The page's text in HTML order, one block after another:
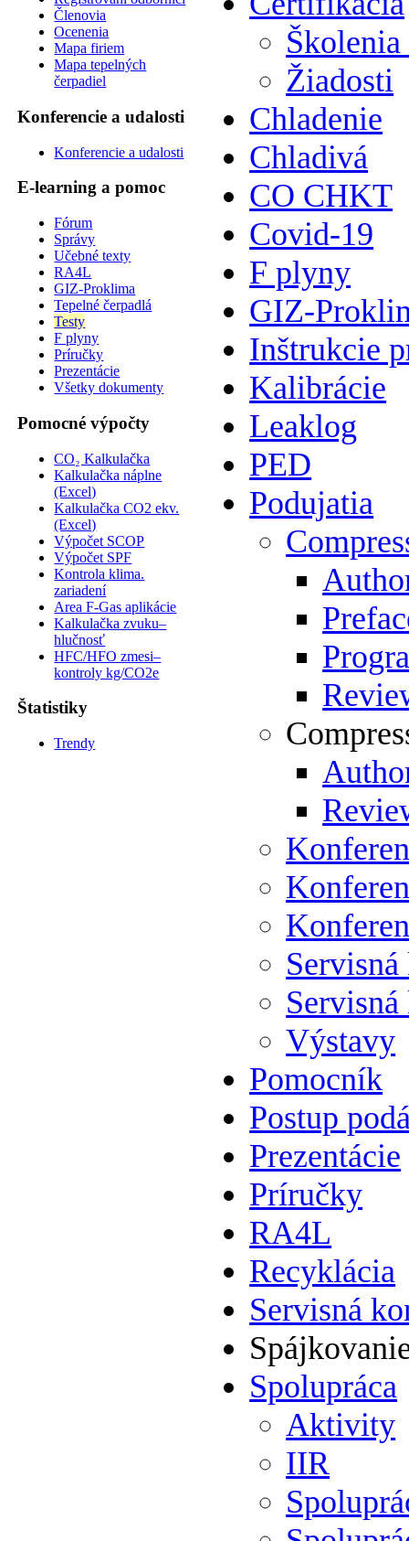
Členovia
Ocenenia
Mapa firiem
Mapa tepelných
čerpadiel
Konferencie a udalosti
Konferencie a udalosti
E-learning a pomoc
Fórum
Správy
Učebné texty
RA4L
GIZ-Proklima
Tepelné čerpadlá
Testy
F plyny
Príručky
Prezentácie
Všetky dokumenty
Pomocné výpočty
CO₂ Kalkulačka
Kalkulačka náplne
(Excel)
Kalkulačka CO2 ekv.
(Excel)
Výpočet SCOP
Výpočet SPF
Kontrola klima.
zariadení
Area F-Gas aplikácie
Kalkulačka zvuku–
hlučnosť
HFC/HFO zmesi–
kontroly kg/CO2e
Štatistiky
Trendy
Žiadosti
Chladenie
Chladivá
CO CHKT
Covid-19
F plyny
GIZ-
Inštrukcie
Kalibrácie
Leaklog
PED
Podujatia
Výstavy
Pomocník
Postup
Prezentácie
Príručky
RA4L
Recyklácia
Servisná
Spolupráca
Aktivity
IIR